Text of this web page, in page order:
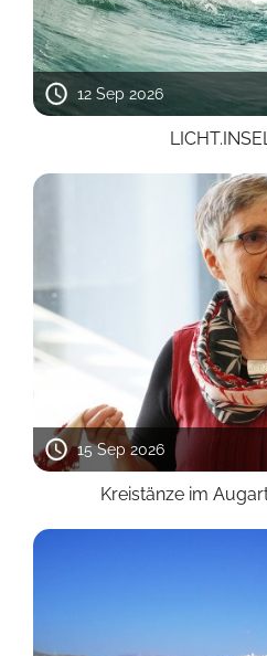
12 Sep 2026
15 Sep 2026
Kreistänze im